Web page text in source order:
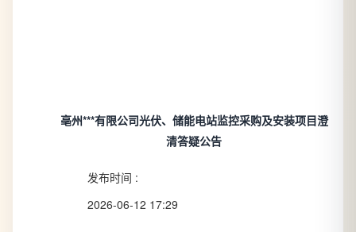
亳州***有限公司光伏、储能电站监控采购及安装项目澄
清答疑公告
发布时间 :
2026-06-12 17:29